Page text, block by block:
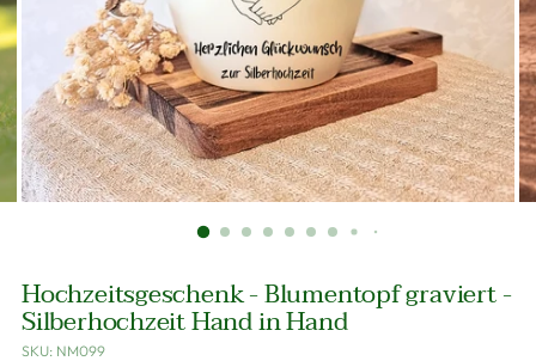
Hochzeitsgeschenk - Blumentopf graviert -
Silberhochzeit Hand in Hand
SKU: NM099